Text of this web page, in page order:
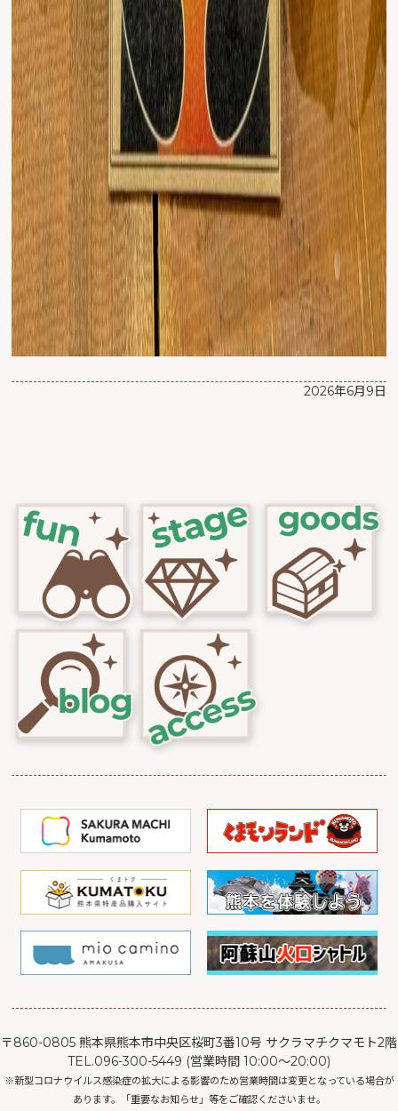
2026年6月9日
〒860-0805 熊本県熊本市中央区桜町3番10号 サクラマチクマモト2階
TEL.096-300-5449 (営業時間 10:00～20:00)
※新型コロナウイルス感染症の拡大による影響のため営業時間は変更となっている場合が
あります。「重要なお知らせ」等をご確認くださいませ。